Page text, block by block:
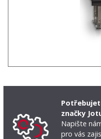
značky
Napište
pro vás